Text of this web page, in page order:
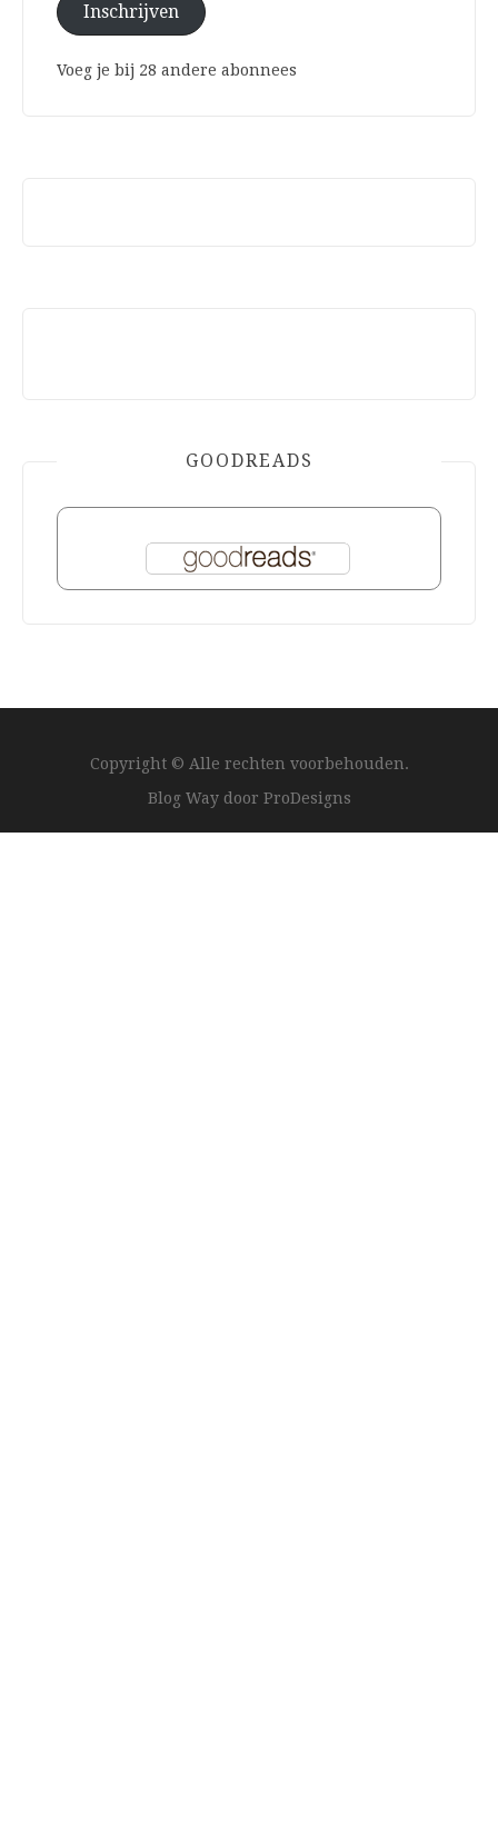
Inschrijven
Voeg je bij 28 andere abonnees
GOODREADS
Copyright © Alle rechten voorbehouden.
Blog Way door ProDesigns